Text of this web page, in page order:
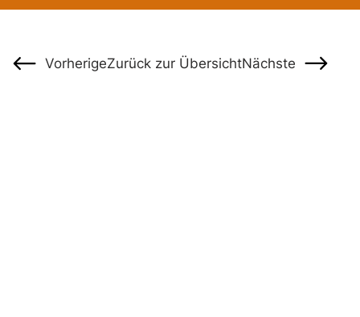
VorherigeZurück zur ÜbersichtNächste